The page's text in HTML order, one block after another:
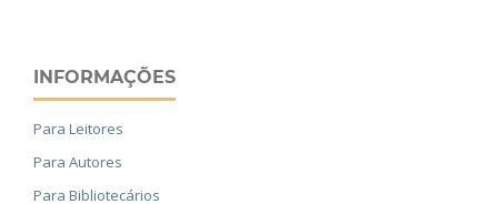
INFORMAÇÕES
Para Leitores
Para Autores
Para Bibliotecários